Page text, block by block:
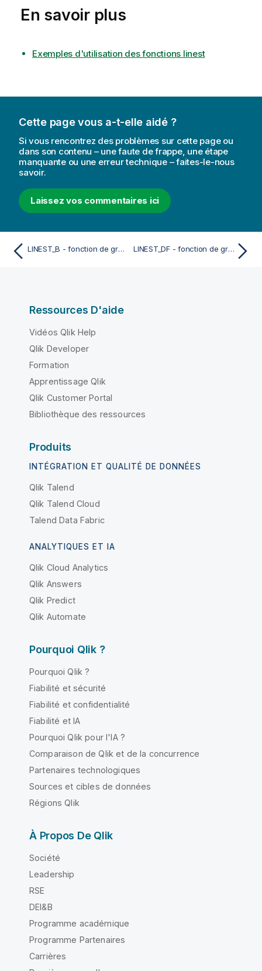
En savoir plus
Exemples d'utilisation des fonctions linest
Cette page vous a-t-elle aidé ?
Si vous rencontrez des problèmes sur cette page ou
dans son contenu – une faute de frappe, une étape
manquante ou une erreur technique – faites-le-nous
savoir.
Laissez vos commentaires ici
LINEST_B - fonction de graphique LINEST_DF - fonction de graphique
Ressources D'aide
Vidéos Qlik Help
Qlik Developer
Formation
Apprentissage Qlik
Qlik Customer Portal
Bibliothèque des ressources
Produits
INTÉGRATION ET QUALITÉ DE DONNÉES
Qlik Talend
Qlik Talend Cloud
Talend Data Fabric
ANALYTIQUES ET IA
Qlik Cloud Analytics
Qlik Answers
Qlik Predict
Qlik Automate
Pourquoi Qlik ?
Pourquoi Qlik ?
Fiabilité et sécurité
Fiabilité et confidentialité
Fiabilité et IA
Pourquoi Qlik pour l'IA ?
Comparaison de Qlik et de la concurrence
Partenaires technologiques
Sources et cibles de données
Régions Qlik
À Propos De Qlik
Société
Leadership
RSE
DEI&B
Programme académique
Programme Partenaires
Carrières